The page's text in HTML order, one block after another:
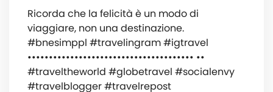
Ricorda che la felicità è un modo di
viaggiare, non una destinazione.
#bnesimppl #travelingram #igtravel
••••••••••••••••••••••••••••••••••••••• ••
#traveltheworld #globetravel #socialenvy
#travelblogger #travelrepost